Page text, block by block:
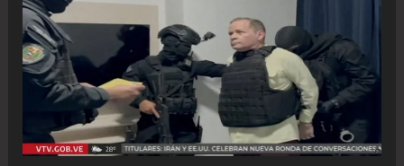
por
teléfono
y
acuerdan
encontrarse
“próximamente”